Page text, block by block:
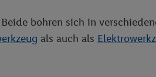
bohren sich in
als auch als